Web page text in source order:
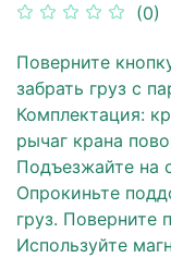
(0)
Поверните
забрать груз с
Комплектация:
рычаг крана
Подъезжайте на
Опрокиньте
груз. Поверните
Используйте